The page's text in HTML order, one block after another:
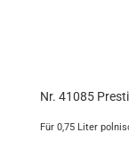
Nr. 41085
Für 0,75 Liter